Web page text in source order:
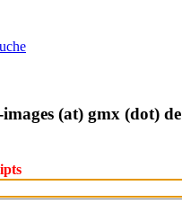
(at) gmx (dot) de